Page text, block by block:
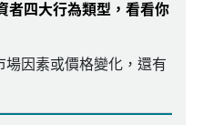
者四大行為類型，看看你
因素或價格變化，還有